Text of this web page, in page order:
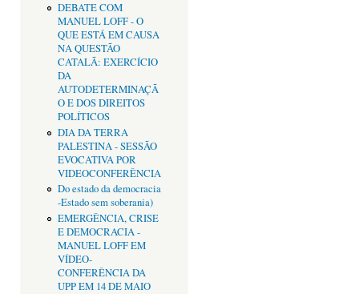
DEBATE COM
MANUEL LOFF - O
QUE ESTÁ EM CAUSA
NA QUESTÃO
CATALÃ: EXERCÍCIO
DA
AUTODETERMINAÇÃ
O E DOS DIREITOS
POLÍTICOS
DIA DA TERRA
PALESTINA - SESSÃO
EVOCATIVA POR
VIDEOCONFERÊNCIA
Do estado da democracia
-Estado sem soberania)
EMERGÊNCIA, CRISE
E DEMOCRACIA -
MANUEL LOFF EM
VÍDEO-
CONFERÊNCIA DA
UPP EM 14 DE MAIO